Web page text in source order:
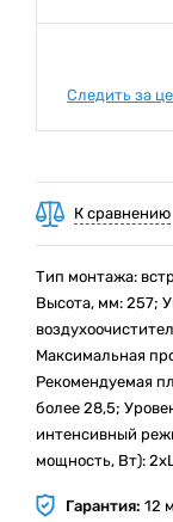
Следить за
К сравнению
Тип монтажа:
Высота, мм: 257;
Mаксимальная
Рекомендуемая
более 28,5;
интенсивный
мощность, Вт):
Гарантия: 12